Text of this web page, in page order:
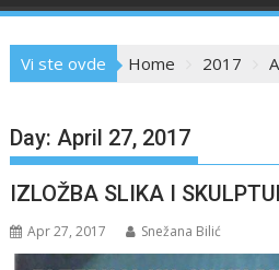
Vi ste ovde Home 2017
Day:April 27, 2017
IZLOŽBA SLIKA I
Apr 27, 2017 Snežana Bilić